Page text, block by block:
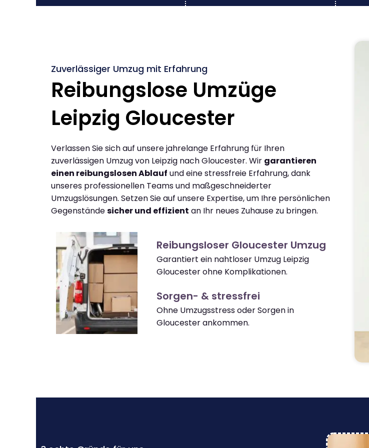
Zuverlässiger Umzug mit Erfahrung
Reibungslose Umzüge
Leipzig Gloucester
Verlassen Sie sich auf unsere jahrelange Erfahrung für Ihren
zuverlässigen Umzug von Leipzig nach Gloucester. Wir garantieren
einen reibungslosen Ablauf und eine stressfreie Erfahrung, dank
unseres professionellen Teams und maßgeschneiderter
Umzugslösungen. Setzen Sie auf unsere Expertise, um Ihre persönlichen
Gegenständesicher und effizient an Ihr neues Zuhause zu bringen.
Reibungsloser Gloucester Umzug
Garantiert ein nahtloser Umzug Leipzig
Gloucester ohne Komplikationen.
Sorgen- & stressfrei
Ohne Umzugsstress oder Sorgen in
Gloucester ankommen.